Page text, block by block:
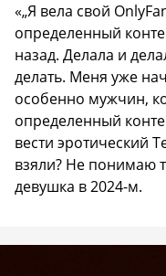
«„Я вела свой
определенный
назад. Делала и
делать. Меня уже
особенно мужчин,
определенный
вести эротический
взяли? Не понимаю
девушка в 2024-м.